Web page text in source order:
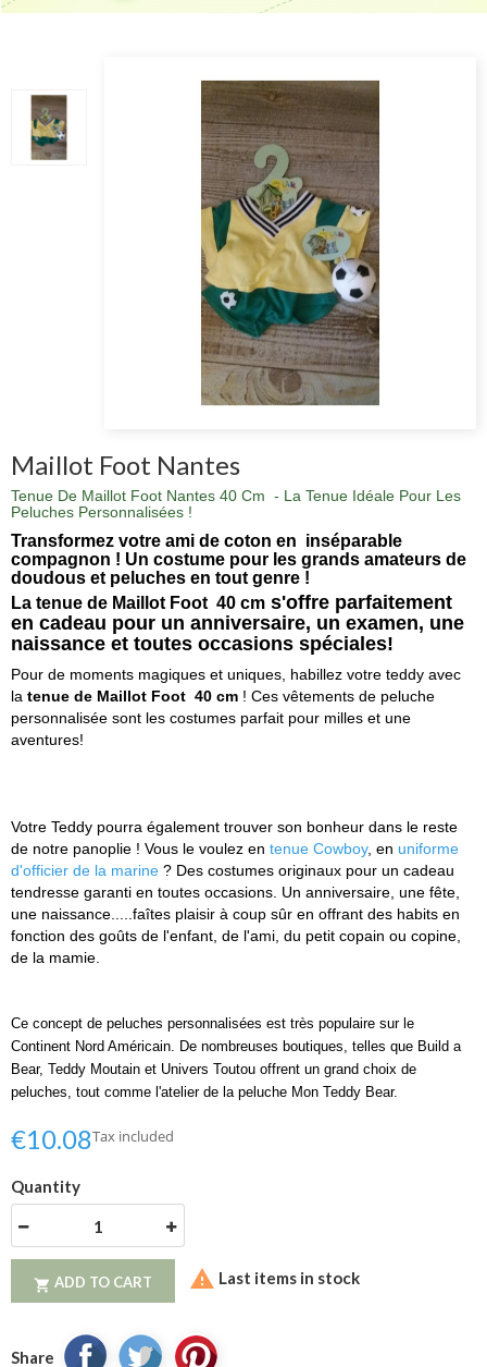
Maillot Foot Nantes
Tenue De Maillot Foot Nantes 40 Cm - La Tenue Idéale Pour Les
Peluches Personnalisées !
Transformez votre ami de coton en inséparable
compagnon ! Un costume pour les grands amateurs de
doudous et peluches en tout genre !
La tenue de Maillot Foot 40 cm s'offre parfaitement
en cadeau pour un anniversaire, un examen, une
naissance et toutes occasions spéciales!
Pour de moments magiques et uniques, habillez votre teddy avec
la tenue de Maillot Foot 40 cm ! Ces vêtements de peluche
personnalisée sont les costumes parfait pour milles et une
aventures!
Votre Teddy pourra également trouver son bonheur dans le reste
de notre panoplie ! Vous le voulez en tenue Cowboy, en uniforme
d'officier de la marine ? Des costumes originaux pour un cadeau
tendresse garanti en toutes occasions. Un anniversaire, une fête,
une naissance.....faîtes plaisir à coup sûr en offrant des habits en
fonction des goûts de l'enfant, de l'ami, du petit copain ou copine,
de la mamie.
Ce concept de peluches personnalisées est très populaire sur le
Continent Nord Américain. De nombreuses boutiques, telles que Build a
Bear, Teddy Moutain et Univers Toutou offrent un grand choix de
peluches, tout comme l'atelier de la peluche Mon Teddy Bear.
€10.08Tax included
Quantity
 ADD TO CART  Last items in stock
Share